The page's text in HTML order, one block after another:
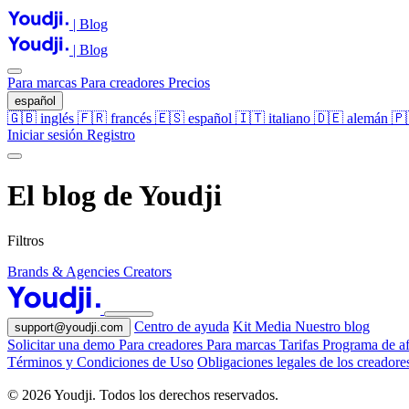
| Blog
| Blog
Para marcas Para creadores Precios
español
🇬🇧 inglés 🇫🇷 francés 🇪🇸 español 🇮🇹 italiano 🇩🇪 alemán
Iniciar sesión Registro
El blog de Youdji
Filtros
Brands & Agencies Creators
support@youdji.com Centro de ayuda Kit Media Nuestro blog
Solicitar una demo Para creadores Para marcas Tarifas Programa de
Términos y Condiciones de Uso Obligaciones legales de los
© 2026 Youdji. Todos los derechos reservados.